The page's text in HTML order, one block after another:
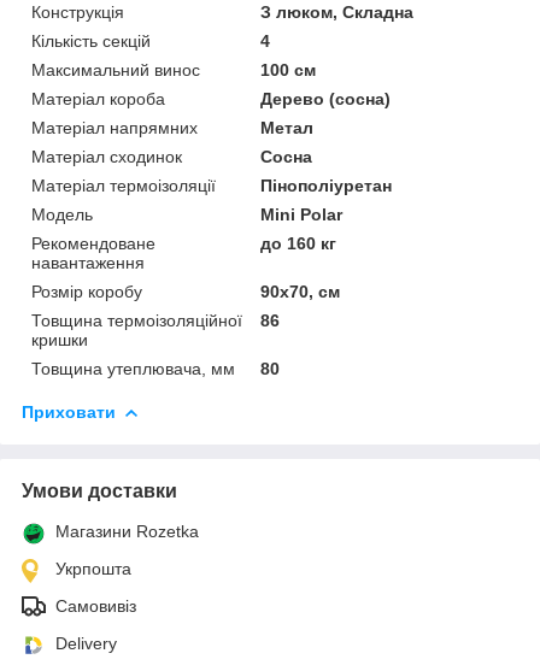
Конструкція
З люком, Складна
Кількість секцій
4
Максимальний винос
100 см
Матеріал короба
Дерево (сосна)
Матеріал напрямних
Метал
Матеріал сходинок
Сосна
Матеріал термоізоляції
Пінополіуретан
Мoдель
Mini Polar
Рекомендоване
навантаження
до 160 кг
Розмір коробу
90x70, см
Товщина термоізоляційної
кришки
86
Товщина утеплювача, мм 80
Приховати
Умови доставки
Магазини Rozetka
Укрпошта
Самовивіз
Delivery